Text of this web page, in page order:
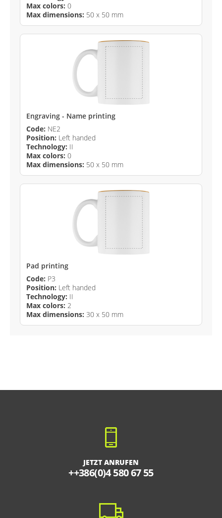
Max colors: 0
Max dimensions: 50 x 50 mm
Engraving - Name printing
Code: NE2
Position: Left handed
Technology: II
Max colors: 0
Max dimensions: 50 x 50 mm
Pad printing
Code: P3
Position: Left handed
Technology: II
Max colors: 2
Max dimensions: 30 x 50 mm
JETZT ANRUFEN
++386(0)4 580 67 55